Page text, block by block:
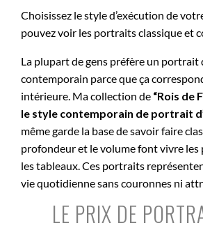
Choisissez le style d’exécution de
pouvez voir les portraits classique et
La plupart de gens préfère un portrait
contemporain parce que ça
intérieure. Ma collection de “Rois de
le style contemporain de portrait
même garde la base de savoir faire
profondeur et le volume font vivre les
les tableaux. Ces portraits
vie quotidienne sans couronnes ni
LE PRIX DE